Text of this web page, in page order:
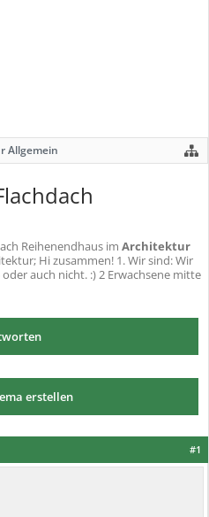
Allgemein
Reihenendhaus im Architektur
Hi zusammen! 1. Wir sind: Wir
auch nicht. :) 2 Erwachsene mitte
erstellen
#1